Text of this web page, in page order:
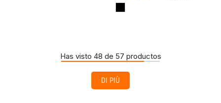
Has visto 48 de 57 productos
DI PIÙ